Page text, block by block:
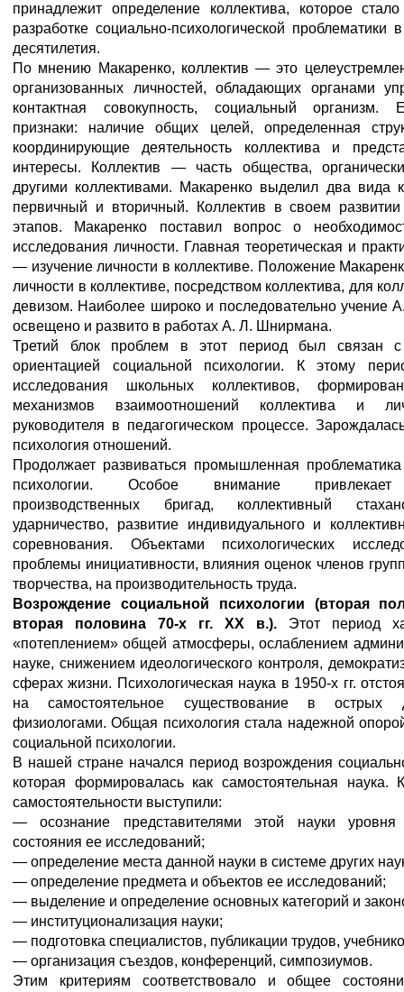
принадлежит определение коллектива, которое
разработке социально-психологической проблематики
десятилетия.
По мнению Макаренко, коллектив — это
организованных личностей, обладающих органами
контактная совокупность, социальный организм.
признаки: наличие общих целей, определенная
координирующие деятельность коллектива и
интересы. Коллектив — часть общества,
другими коллективами. Макаренко выделил два вида
первичный и вторичный. Коллектив в своем
этапов. Макаренко поставил вопрос о
исследования личности. Главная теоретическая и
— изучение личности в коллективе. Положение
личности в коллективе, посредством коллектива, для
девизом. Наиболее широко и последовательно учение
освещено и развито в работах А. Л. Шнирмана.
Третий блок проблем в этот период был связан с
ориентацией социальной психологии. К этому
исследования школьных коллективов,
механизмов взаимоотношений коллектива и
руководителя в педагогическом процессе.
психология отношений.
Продолжает развиваться промышленная
психологии. Особое внимание привлекает
производственных бригад, коллективный
ударничество, развитие индивидуального и
соревнования. Объектами психологических
проблемы инициативности, влияния оценок членов
творчества, на производительность труда.
Возрождение социальной психологии (вторая
вторая половина 70-х гг. XX в.). Этот период
«потеплением» общей атмосферы, ослаблением
науке, снижением идеологического контроля,
сферах жизни. Психологическая наука в 1950-х гг.
на самостоятельное существование в острых
физиологами. Общая психология стала надежной
социальной психологии.
В нашей стране начался период возрождения
которая формировалась как самостоятельная наука.
самостоятельности выступили:
— осознание представителями этой науки уровня
состояния ее исследований;
— определение места данной науки в системе других
— определение предмета и объектов ее исследований;
— выделение и определение основных категорий и
— институционализация науки;
— подготовка специалистов, публикации трудов,
— организация съездов, конференций, симпозиумов.
Этим критериям соответствовало и общее